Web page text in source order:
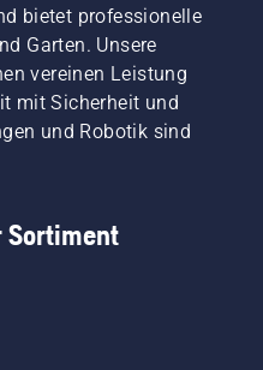
bietet professionelle
Garten. Unsere
vereinen Leistung
mit Sicherheit und
und Robotik sind
Sortiment